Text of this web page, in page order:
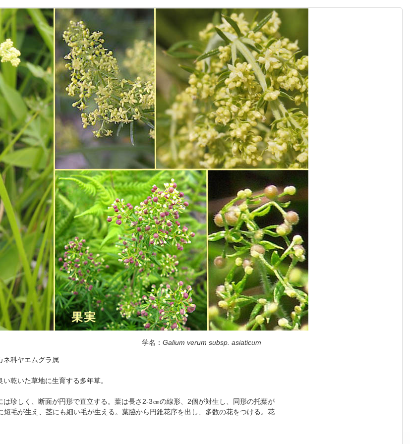
学名： Galium verum subsp. asiaticum
ネ科ヤエムグラ属
乾いた草地に生育する多年草。
珍しく、断面が円形で直立する。葉は長さ2-3㎝の線形、2個が対生し、同形の托葉が
毛が生え、茎にも細い毛が生える。葉脇から円錐花序を出し、多数の花をつける。花